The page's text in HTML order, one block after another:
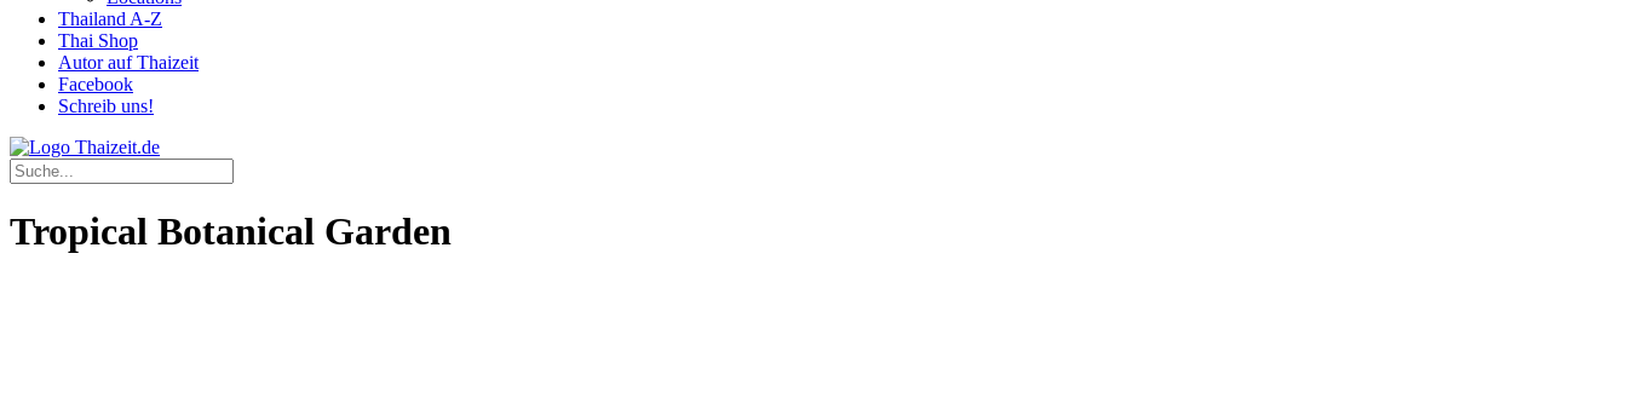
Thailand A-Z
Thai Shop
Autor auf Thaizeit
Facebook
Schreib uns!
Tropical Botanical Garden